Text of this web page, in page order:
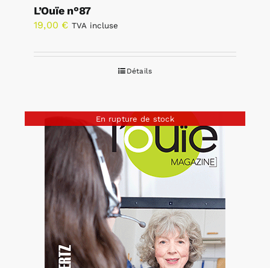
L’Ouïe n°87
19,00 € TVA incluse
Détails
En rupture de stock